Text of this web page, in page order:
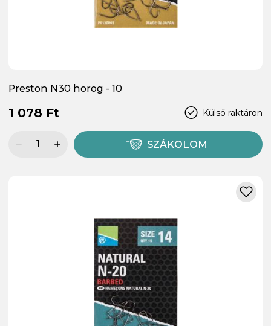
Preston N30 horog - 10
Külső raktáron
1 078 Ft
SZÁKOLOM